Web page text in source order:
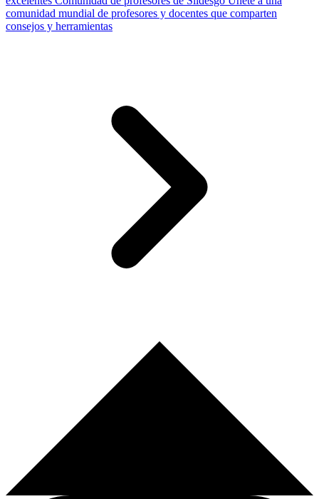
comunidad mundial de profesores y docentes que comparten
consejos y herramientas